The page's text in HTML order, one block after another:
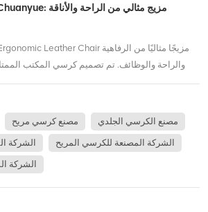
كرسي جلدي مريح من Chuanyue: مزيج مثالي من الراحة والأناقة
والراحة والوظائف. تم تصميم كرسي المكتب
عمل.يشمل تصميمها المريح دعمًا قابلاً للضبط
مصنع كرسي مريح مصنع الكرسي الجلدي
الشركة الشركة المصنعة للكرسي المريح
الشركة